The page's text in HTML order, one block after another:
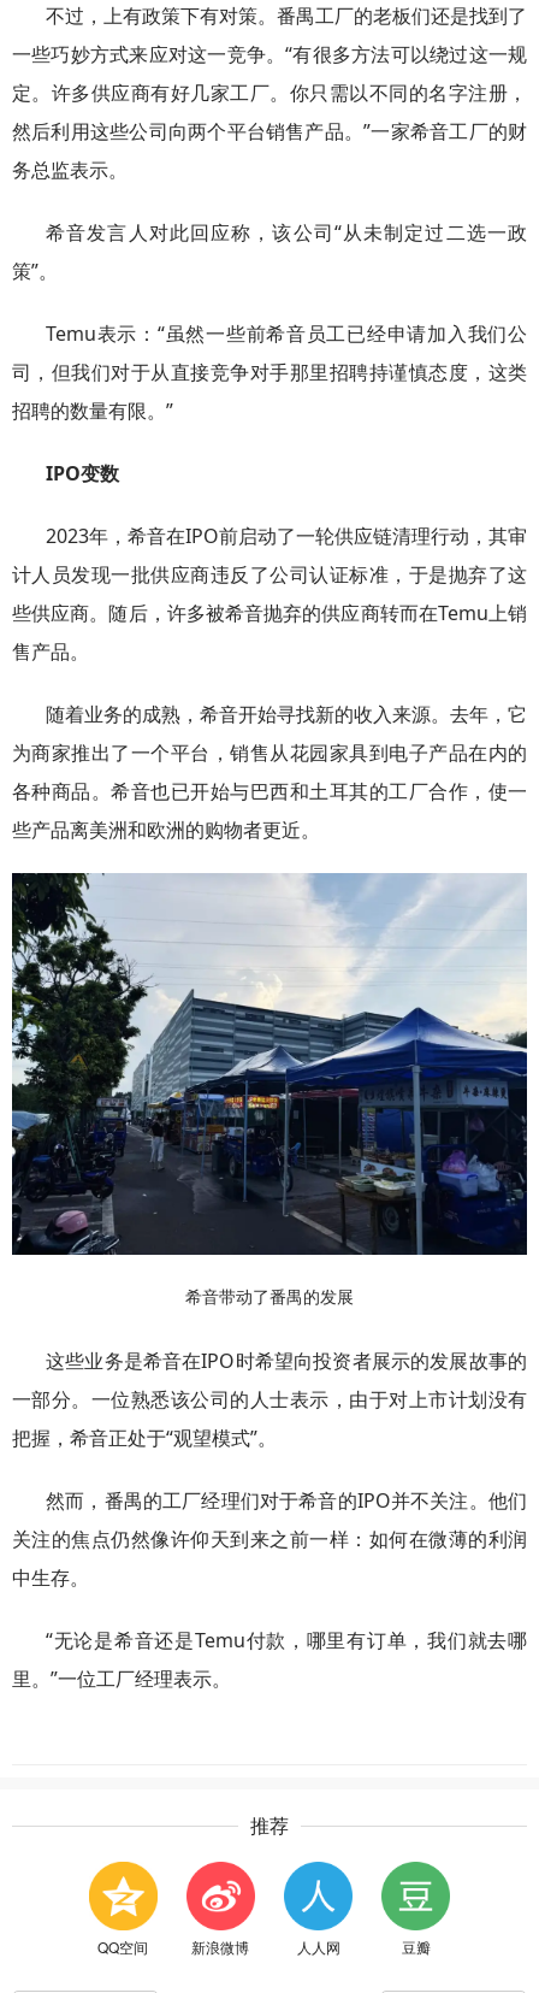
不过，上有政策下有对策。番禺工厂的老板们还是找到了
一些巧妙方式来应对这一竞争。“有很多方法可以绕过这一规
定。许多供应商有好几家工厂。你只需以不同的名字注册，
然后利用这些公司向两个平台销售产品。”一家希音工厂的财
务总监表示。
希音发言人对此回应称，该公司“从未制定过二选一政
策”。
Temu表示：“虽然一些前希音员工已经申请加入我们公
司，但我们对于从直接竞争对手那里招聘持谨慎态度，这类
招聘的数量有限。”
IPO变数
2023年，希音在IPO前启动了一轮供应链清理行动，其审
计人员发现一批供应商违反了公司认证标准，于是抛弃了这
些供应商。随后，许多被希音抛弃的供应商转而在Temu上销
售产品。
随着业务的成熟，希音开始寻找新的收入来源。去年，它
为商家推出了一个平台，销售从花园家具到电子产品在内的
各种商品。希音也已开始与巴西和土耳其的工厂合作，使一
些产品离美洲和欧洲的购物者更近。
希音带动了番禺的发展
这些业务是希音在IPO时希望向投资者展示的发展故事的
一部分。一位熟悉该公司的人士表示，由于对上市计划没有
把握，希音正处于“观望模式”。
然而，番禺的工厂经理们对于希音的IPO并不关注。他们
关注的焦点仍然像许仰天到来之前一样：如何在微薄的利润
中生存。
“无论是希音还是Temu付款，哪里有订单，我们就去哪
里。”一位工厂经理表示。
推荐
QQ空间 新浪微博 人人网 豆瓣